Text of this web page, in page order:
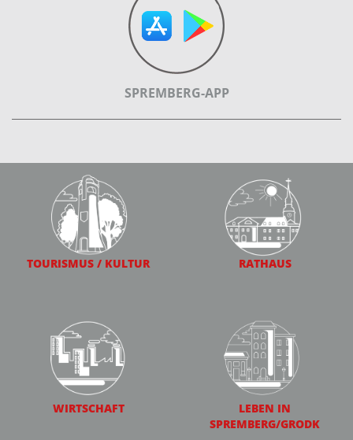
SPREMBERG-APP
TOURISMUS / KULTUR RATHAUS
WIRTSCHAFT
LEBEN IN
SPREMBERG/GRODK